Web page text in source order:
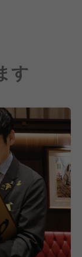
き、競合ひし
果たしまし
席。
でご利用いた
」をはじめ、
黒毛和牛をお
います。
いますが、も
していくため
集中です！
す